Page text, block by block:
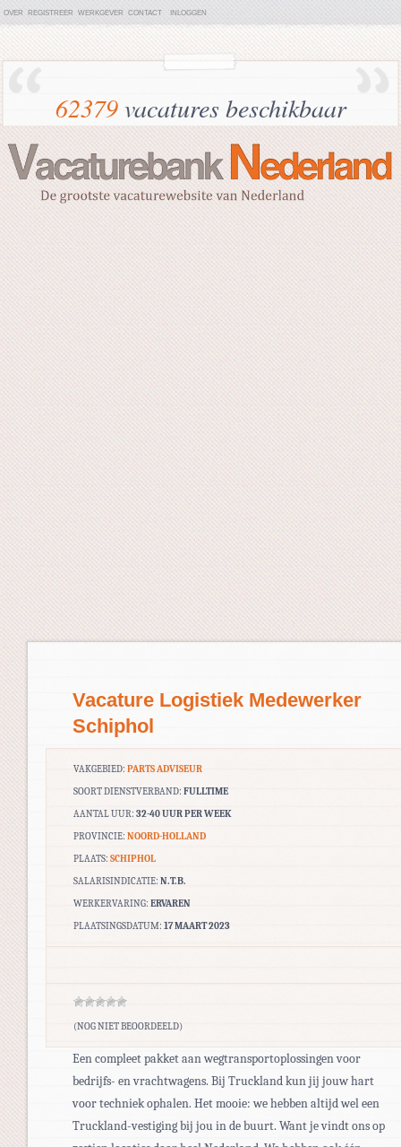
OVER REGISTREER WERKGEVER CONTACT INLOGGEN
62379vacatures beschikbaar
Vacature Logistiek Medewerker
Schiphol
VAKGEBIED: PARTS ADVISEUR
SOORT DIENSTVERBAND: FULLTIME
AANTAL UUR: 32-40 UUR PER WEEK
PROVINCIE: NOORD-HOLLAND
PLAATS: SCHIPHOL
SALARISINDICATIE: N.T.B.
WERKERVARING: ERVAREN
PLAATSINGSDATUM: 17 MAART 2023
(NOG NIET BEOORDEELD)
Een compleet pakket aan wegtransportoplossingen voor
bedrijfs- en vrachtwagens. Bij Truckland kun jij jouw hart
voor techniek ophalen. Het mooie: we hebben altijd wel een
Truckland-vestiging bij jou in de buurt. Want je vindt ons op